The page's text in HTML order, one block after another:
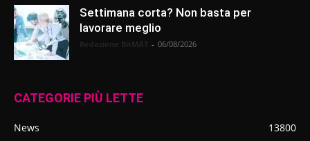
Settimana corta? Non basta per
lavorare meglio
- 06/08/2026
CATEGORIE PIÙ LETTE
News
13800